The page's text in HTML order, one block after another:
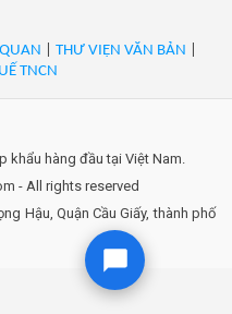
đa hệ INTERPRIME 198
CPA099/VN/XK
va đập, mài mòn
- INTERZONE 954
va đập, chống mài
- INTERZONE 954 PART
thiện thẩm mỹ
- INTERGARD 740
THƯ VIỆN VĂN BẢN
TNCN
khẩu hàng đầu tại Việt Nam.
- All rights reserved
Hậu, Quận Cầu Giấy, thành phố